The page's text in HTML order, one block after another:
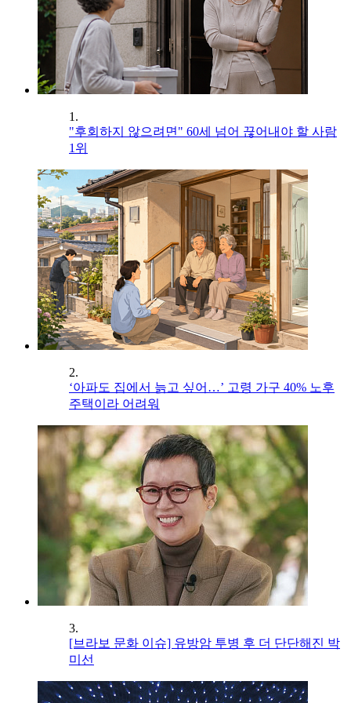
1.
"후회하지 않으려면" 60세 넘어 끊어내야 할 사람
1위
2.
‘아파도 집에서 늙고 싶어…’ 고령 가구 40% 노후
주택이라 어려워
3.
[브라보 문화 이슈] 유방암 투병 후 더 단단해진 박
미선